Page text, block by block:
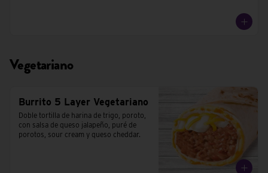
Vegetariano
Burrito 5 Layer Vegetariano
Doble tortilla de harina de trigo, poroto,
con salsa de queso jalapeño, puré de
porotos, sour cream y queso cheddar.